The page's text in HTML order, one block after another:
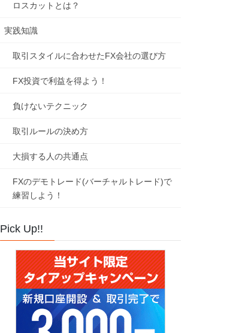
ロスカットとは？
実践知識
取引スタイルに合わせたFX会社の選び方
FX投資で利益を得よう！
負けないテクニック
取引ルールの決め方
大損する人の共通点
FXのデモトレード(バーチャルトレード)で
練習しよう！
Pick Up!!